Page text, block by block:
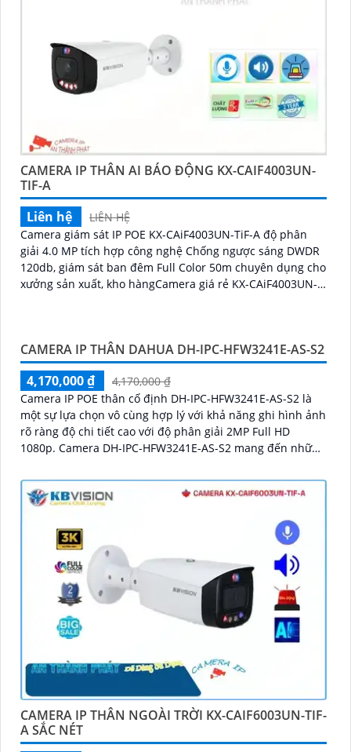
CAMERA IP THÂN AI BÁO ĐỘNG KX-CAIF4003UN-
TIF-A
Liên hệ
LIÊN HỆ
Camera giám sát IP POE KX-CAiF4003UN-TiF-A độ phân
giải 4.0 MP tích hợp công nghệ Chống ngược sáng DWDR
120db, giám sát ban đêm Full Color 50m chuyên dụng cho
xưởng sản xuất, kho hàngCamera giá rẻ KX-CAiF4003UN-
CAMERA IP THÂN DAHUA DH-IPC-HFW3241E-AS-S2
4,170,000 ₫
4,170,000 ₫
Camera IP POE thân cố định DH-IPC-HFW3241E-AS-S2 là
một sự lựa chọn vô cùng hợp lý với khả năng ghi hình ảnh
rõ ràng độ chi tiết cao với độ phân giải 2MP Full HD
1080p. Camera DH-IPC-HFW3241E-AS-S2 mang đến những
CAMERA IP THÂN NGOÀI TRỜI KX-CAIF6003UN-TIF-
A SẮC NÉT